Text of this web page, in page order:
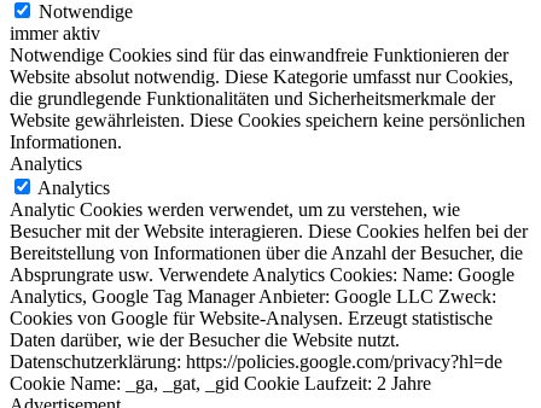
Notwendige
immer aktiv
Notwendige Cookies sind für das einwandfreie Funktionieren der
Website absolut notwendig. Diese Kategorie umfasst nur Cookies,
die grundlegende Funktionalitäten und Sicherheitsmerkmale der
Website gewährleisten. Diese Cookies speichern keine persönlichen
Informationen.
Analytics
Analytics
Analytic Cookies werden verwendet, um zu verstehen, wie
Besucher mit der Website interagieren. Diese Cookies helfen bei der
Bereitstellung von Informationen über die Anzahl der Besucher, die
Absprungrate usw. Verwendete Analytics Cookies: Name: Google
Analytics, Google Tag Manager Anbieter: Google LLC Zweck:
Cookies von Google für Website-Analysen. Erzeugt statistische
Daten darüber, wie der Besucher die Website nutzt.
Datenschutzerklärung: https://policies.google.com/privacy?hl=de
Cookie Name: _ga, _gat, _gid Cookie Laufzeit: 2 Jahre